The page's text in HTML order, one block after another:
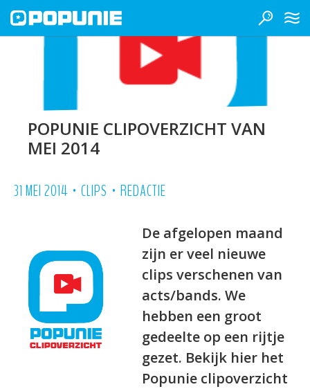
POPUNIE CLIPOVERZICHT VAN
MEI 2014
31 MEI 2014 • CLIPS • REDACTIE
De afgelopen maand
zijn er veel nieuwe
clips verschenen van
acts/bands. We
hebben een groot
gedeelte op een rijtje
gezet. Bekijk hier het
Popunie clipoverzicht